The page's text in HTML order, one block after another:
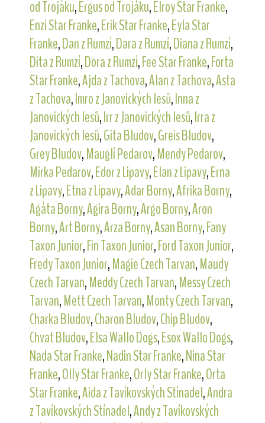
od Trojáku,Ergus od Trojáku,Elroy Star Franke,
Enzi Star Franke,Erik Star Franke,Eyla Star
Franke,Dan z Rumzí,Dara z Rumzí,Diana z Rumzí,
Dita z Rumzí,Dora z Rumzí,Fee Star Franke,Forta
Star Franke,Ajda z Tachova,Alan z Tachova,Asta
z Tachova,Imro z Janovických lesů,Inna z
Janovických lesů,Irr z Janovických lesů,Irra z
Janovických lesů,Gita Bludov,Greis Bludov,
Grey Bludov,Mauglí Pedarov,Mendy Pedarov,
Mirka Pedarov,Edor z Lipavy,Elan z Lipavy,Erna
z Lipavy,Etna z Lipavy,Adar Borny,Afrika Borny,
Agáta Borny,Agira Borny,Argo Borny,Aron
Borny,Art Borny,Arza Borny,Asan Borny,Fany
Taxon Junior,Fin Taxon Junior,Ford Taxon Junior,
Fredy Taxon Junior,Magie Czech Tarvan,Maudy
Czech Tarvan,Meddy Czech Tarvan,Messy Czech
Tarvan,Mett Czech Tarvan,Monty Czech Tarvan,
Charka Bludov,Charon Bludov,Chip Bludov,
Chvat Bludov,Elsa Wallo Dogs,Esox Wallo Dogs,
Nada Star Franke,Nadin Star Franke,Nina Star
Franke,Olly Star Franke,Orly Star Franke,Orta
Star Franke,Aida z Tavíkovských Stínadel,Andra
z Tavíkovských Stínadel,Andy z Tavíkovských